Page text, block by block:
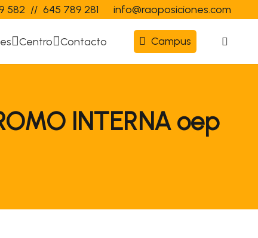
582 // 645 789 281 info@raoposiciones.com
Centro Contacto Campus
INTERNA oep